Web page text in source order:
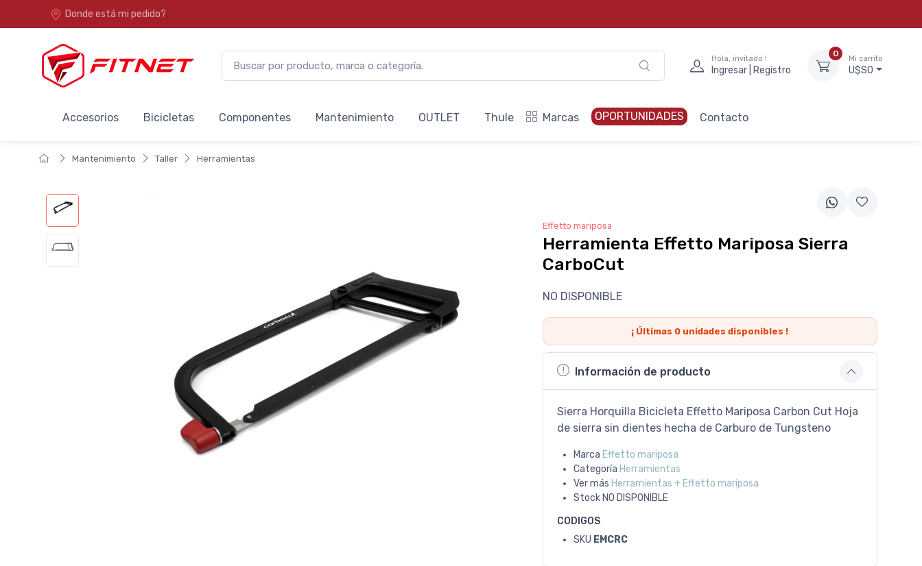
Donde está mi pedido?
Hola, invitado !
Ingresar | Registro
0
Mi carrito
U$S0
Accesorios Bicicletas Componentes Mantenimiento OUTLET Thule Marcas OPORTUNIDADES Contacto
Mantenimiento Taller Herramientas
Effetto mariposa
Herramienta Effetto Mariposa Sierra
CarboCut
NO DISPONIBLE
¡ Últimas 0 unidades disponibles !
Información de producto
Sierra Horquilla Bicicleta Effetto Mariposa Carbon Cut Hoja
de sierra sin dientes hecha de Carburo de Tungsteno
Marca Effetto mariposa
Categoría Herramientas
Ver más Herramientas + Effetto mariposa
Stock NO DISPONIBLE
CODIGOS
SKU EMCRC